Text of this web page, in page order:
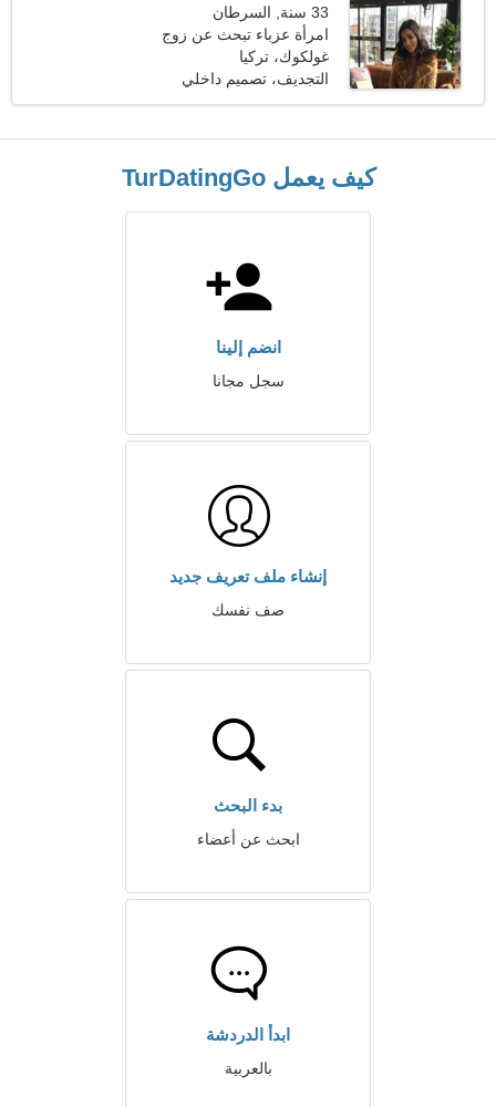
33 سنة, السرطان
امرأة عزباء تبحث عن زوج
34-42
غولكوك، تركيا
التجديف، تصميم داخلي
كيف يعمل TurDatingGo
انضم إلينا
سجل مجانا
إنشاء ملف تعريف جديد
صف نفسك
بدء البحث
ابحث عن أعضاء
ابدأ الدردشة
بالعربية